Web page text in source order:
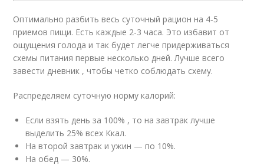
Оптимально разбить весь суточный рацион на 4-5
приемов пищи. Есть каждые 2-3 часа. Это избавит от
ощущения голода и так будет легче придерживаться
схемы питания первые несколько дней. Лучше всего
завести дневник , чтобы четко соблюдать схему.
Распределяем суточную норму калорий:
Если взять день за 100% , то на завтрак лучше
выделить 25% всех Ккал.
На второй завтрак и ужин — по 10%.
На обед — 30%.